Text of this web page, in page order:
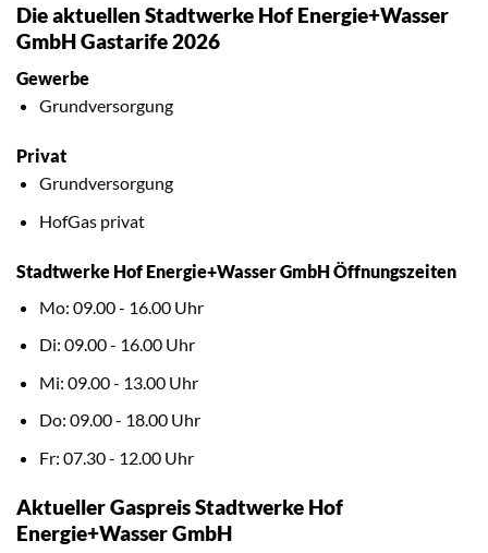
Die aktuellen Stadtwerke Hof Energie+Wasser
GmbH Gastarife 2026
Gewerbe
Grundversorgung
Privat
Grundversorgung
HofGas privat
Stadtwerke Hof Energie+Wasser GmbH Öffnungszeiten
Mo: 09.00 - 16.00 Uhr
Di: 09.00 - 16.00 Uhr
Mi: 09.00 - 13.00 Uhr
Do: 09.00 - 18.00 Uhr
Fr: 07.30 - 12.00 Uhr
Aktueller Gaspreis Stadtwerke Hof
Energie+Wasser GmbH